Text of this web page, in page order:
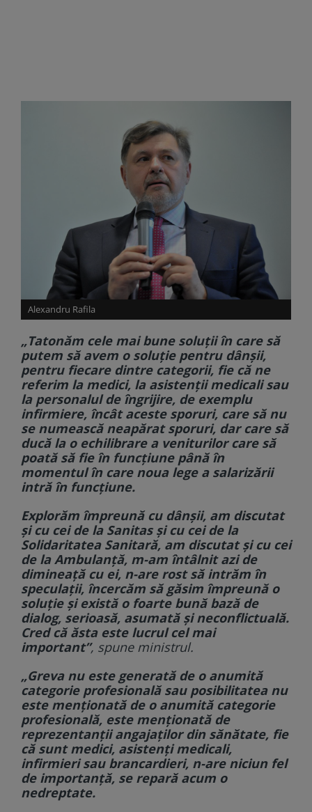
Alexandru Rafila
„Tatonăm cele mai bune soluţii în care să
putem să avem o soluţie pentru dânşii,
pentru fiecare dintre categorii, fie că ne
referim la medici, la asistenţii medicali sau
la personalul de îngrijire, de exemplu
infirmiere, încât aceste sporuri, care să nu
se numească neapărat sporuri, dar care să
ducă la o echilibrare a veniturilor care să
poată să fie în funcţiune până în
momentul în care noua lege a salarizării
intră în funcţiune.
Explorăm împreună cu dânşii, am discutat
şi cu cei de la Sanitas şi cu cei de la
Solidaritatea Sanitară, am discutat şi cu cei
de la Ambulanţă, m-am întâlnit azi de
dimineaţă cu ei, n-are rost să intrăm în
speculaţii, încercăm să găsim împreună o
soluţie şi există o foarte bună bază de
dialog, serioasă, asumată şi neconflictuală.
Cred că ăsta este lucrul cel mai
important”, spune ministrul.
„Greva nu este generată de o anumită
categorie profesională sau posibilitatea nu
este menţionată de o anumită categorie
profesională, este menţionată de
reprezentanţii angajaţilor din sănătate, fie
că sunt medici, asistenţi medicali,
infirmieri sau brancardieri, n-are niciun fel
de importanţă, se repară acum o
nedreptate.